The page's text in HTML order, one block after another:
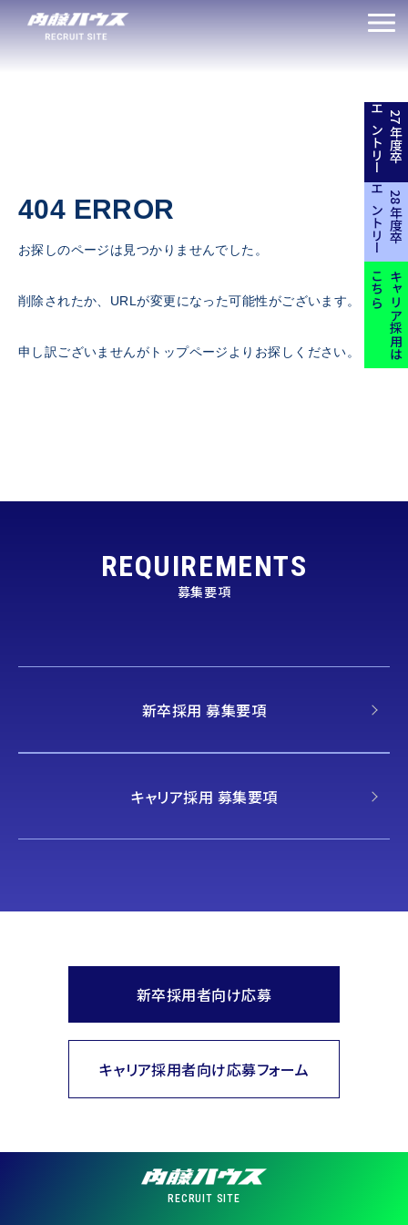
27年度卒
エントリー
28年度卒
エントリー
キャリア採用は
こちら
404 ERROR
お探しのページは見つかりませんでした。
削除されたか、URLが変更になった可能性がございます。
申し訳ございませんがトップページよりお探しください。
REQUIREMENTS
募集要項
新卒採用 募集要項
キャリア採用 募集要項
新卒採用者向け応募
キャリア採用者向け応募フォーム
RECRUIT SITE